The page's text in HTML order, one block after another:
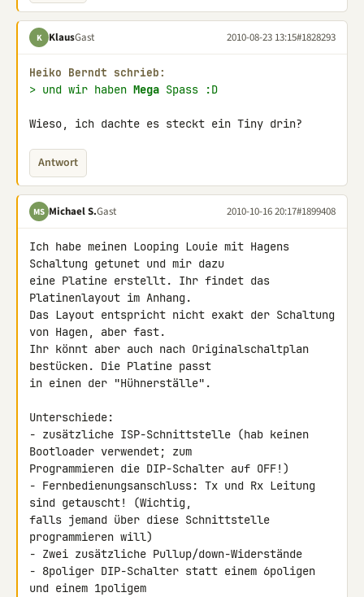
K KlausGast 2010-08-23 13:15#1828293
Heiko Berndt schrieb:
> und wir haben Mega Spass :D
Wieso, ich dachte es steckt ein Tiny drin?
Antwort
MS Michael S.Gast 2010-10-16 20:17#1899408
Ich habe meinen Looping Louie mit Hagens
Schaltung getunet und mir dazu
eine Platine erstellt. Ihr findet das
Platinenlayout im Anhang.
Das Layout entspricht nicht exakt der Schaltung
von Hagen, aber fast.
Ihr könnt aber auch nach Originalschaltplan
bestücken. Die Platine passt
in einen der "Hühnerställe".
Unterschiede:
- zusätzliche ISP-Schnittstelle (hab keinen
Bootloader verwendet; zum
Programmieren die DIP-Schalter auf OFF!)
- Fernbedienungsanschluss: Tx und Rx Leitung
sind getauscht! (Wichtig,
falls jemand über diese Schnittstelle
programmieren will)
- Zwei zusätzliche Pullup/down-Widerstände
- 8poliger DIP-Schalter statt einem 6poligen
und einem 1poligem